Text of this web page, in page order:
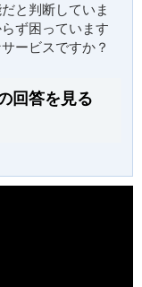
と判断していま
ず困っています
ービスですか？
回答を見る